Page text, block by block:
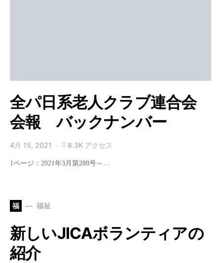
全パ日系老人クラブ連合会
会報 バックナンバー
4月 15, 2021 8.3K アクセス
1ページ：2021年3月第288号～…
福 福祉
新しいJICAボランティアの
紹介